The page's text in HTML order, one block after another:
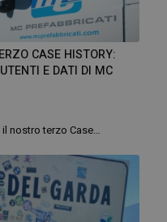
CASE HISTORY:
E DATI DI MC
nostro terzo Case…